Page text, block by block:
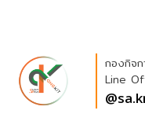
กองกิจ
Line